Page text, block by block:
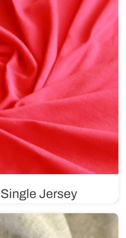
Jersey
splot, gdzie jedna strona
druga ma wyraźną